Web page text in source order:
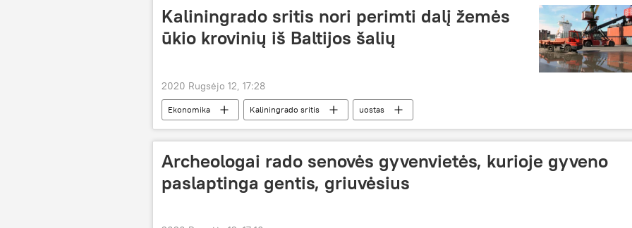
Kaliningrado sritis nori perimti dalį žemės
ūkio krovinių iš Baltijos šalių
2020 Rugsėjo 12, 17:28
Ekonomika Kaliningrado sritis uostas
Archeologai rado senovės gyvenvietės, kurioje gyveno
paslaptinga gentis, griuvėsius